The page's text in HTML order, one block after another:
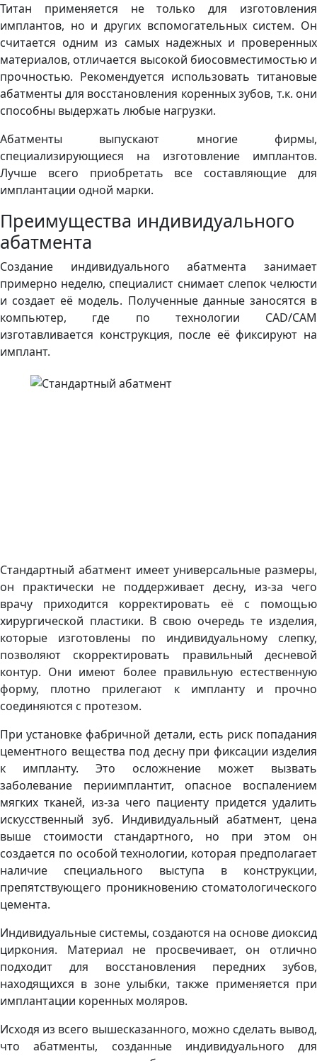
Титан применяется не только для изготовления
имплантов, но и других вспомогательных систем. Он
считается одним из самых надежных и проверенных
материалов, отличается высокой биосовместимостью и
прочностью. Рекомендуется использовать титановые
абатменты для восстановления коренных зубов, т.к. они
способны выдержать любые нагрузки.
Абатменты выпускают многие фирмы,
специализирующиеся на изготовление имплантов.
Лучше всего приобретать все составляющие для
имплантации одной марки.
Преимущества индивидуального
абатмента
Создание индивидуального абатмента занимает
примерно неделю, специалист снимает слепок челюсти
и создает её модель. Полученные данные заносятся в
компьютер, где по технологии CAD/CAM
изготавливается конструкция, после её фиксируют на
имплант.
Стандартный абатмент имеет универсальные размеры,
он практически не поддерживает десну, из-за чего
врачу приходится корректировать её с помощью
хирургической пластики. В свою очередь те изделия,
которые изготовлены по индивидуальному слепку,
позволяют скорректировать правильный десневой
контур. Они имеют более правильную естественную
форму, плотно прилегают к импланту и прочно
соединяются с протезом.
При установке фабричной детали, есть риск попадания
цементного вещества под десну при фиксации изделия
к импланту. Это осложнение может вызвать
заболевание периимплантит, опасное воспалением
мягких тканей, из-за чего пациенту придется удалить
искусственный зуб. Индивидуальный абатмент, цена
выше стоимости стандартного, но при этом он
создается по особой технологии, которая предполагает
наличие специального выступа в конструкции,
препятствующего проникновению стоматологического
цемента.
Индивидуальные системы, создаются на основе диоксид
циркония. Материал не просвечивает, он отлично
подходит для восстановления передних зубов,
находящихся в зоне улыбки, также применяется при
имплантации коренных моляров.
Исходя из всего вышесказанного, можно сделать вывод,
что абатменты, созданные индивидуального для